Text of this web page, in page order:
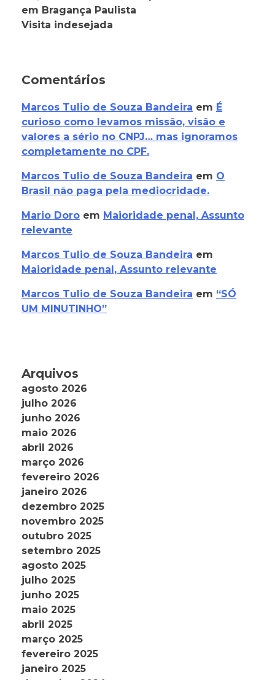
em Bragança Paulista
Visita indesejada
Comentários
Marcos Tulio de Souza Bandeira em É
curioso como levamos missão, visão e
valores a sério no CNPJ… mas ignoramos
completamente no CPF.
Marcos Tulio de Souza Bandeira em O
Brasil não paga pela mediocridade.
Mario Doro em Maioridade penal, Assunto
relevante
Marcos Tulio de Souza Bandeira em
Maioridade penal, Assunto relevante
Marcos Tulio de Souza Bandeira em “SÓ
UM MINUTINHO”
Arquivos
agosto 2026
julho 2026
junho 2026
maio 2026
abril 2026
março 2026
fevereiro 2026
janeiro 2026
dezembro 2025
novembro 2025
outubro 2025
setembro 2025
agosto 2025
julho 2025
junho 2025
maio 2025
abril 2025
março 2025
fevereiro 2025
janeiro 2025